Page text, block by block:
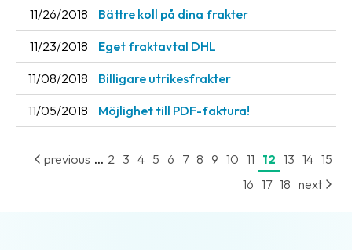
11/26/2018 Bättre koll på dina frakter
11/23/2018 Eget fraktavtal DHL
11/08/2018 Billigare utrikesfrakter
11/05/2018 Möjlighet till PDF-faktura!
previous ... 2 3 4 5 6 7 8 9 10 11 12 13 14 15
16 17 18 next